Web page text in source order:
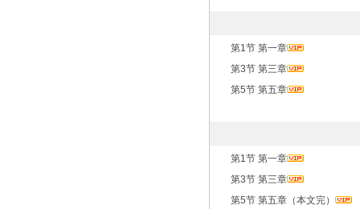
第1节 第一章
第3节 第三章
第5节 第五章
第1节 第一章
第3节 第三章
第5节 第五章（本文完）